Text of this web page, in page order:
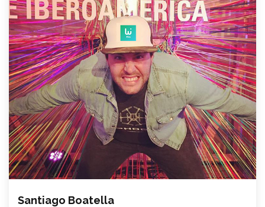
Santiago Boatella